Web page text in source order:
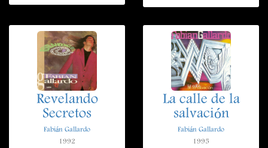
Revelando
Secretos
Fabián Gallardo
1992
La calle de la
salvación
Fabián Gallardo
1995